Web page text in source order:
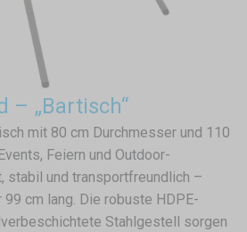
– „Bartisch“
mit 80 cm Durchmesser und 110
Feiern und Outdoor-
stabil und transportfreundlich –
cm lang. Die robuste HDPE-
Stahlgestell sorgen